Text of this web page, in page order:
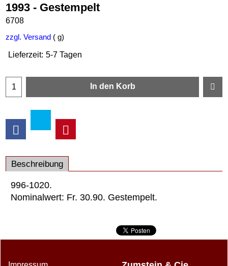
1993 - Gestempelt
6708
zzgl. Versand g
Lieferzeit: 5-7 Tagen
In den Korb
Beschreibung
996-1020.
Nominalwert: Fr. 30.90. Gestempelt.